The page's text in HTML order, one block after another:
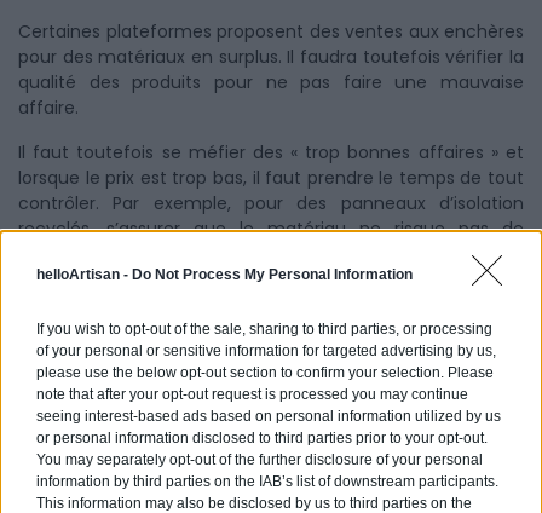
helloArtisan - Do Not Process My Personal Information
If you wish to opt-out of the sale, sharing to third parties, or processing
of your personal or sensitive information for targeted advertising by us,
please use the below opt-out section to confirm your selection. Please
note that after your opt-out request is processed you may continue
seeing interest-based ads based on personal information utilized by us
or personal information disclosed to third parties prior to your opt-out.
You may separately opt-out of the further disclosure of your personal
information by third parties on the IAB’s list of downstream participants.
This information may also be disclosed by us to third parties on the
Certaines plateformes proposent des ventes aux enchères
pour des matériaux en surplus. Il faudra toutefois vérifier la
qualité des produits pour ne pas faire une mauvaise
affaire.
Il faut toutefois se méfier des « trop bonnes affaires » et
lorsque le prix est trop bas, il faut prendre le temps de tout
contrôler. Par exemple, pour des panneaux d’isolation
recyclés, s’assurer que le matériau ne risque pas de
Coût d’une rénovation écologique
Parmi les matériaux durables, les matériaux végétaux
comme le bois certifié FSC (Forest Stewardship Council)
provenant de forêts ayant une gestion durable, le bambou,
le chanvre, le liège ou encore la terre crue sont des
exemples de matériaux durables.